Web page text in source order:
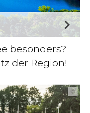
besonders?
der Region!
©